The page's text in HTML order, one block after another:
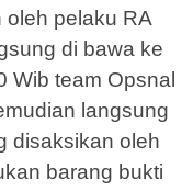
oleh pelaku RA
di bawa ke
Wib team Opsnal
langsung
disaksikan oleh
barang bukti